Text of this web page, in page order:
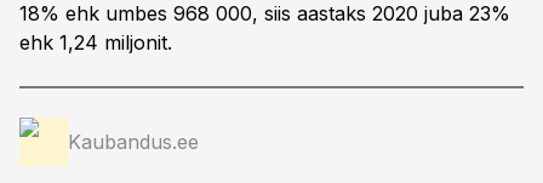
18% ehk umbes 968 000, siis aastaks 2020 juba 23%
ehk 1,24 miljonit.
Kaubandus.ee